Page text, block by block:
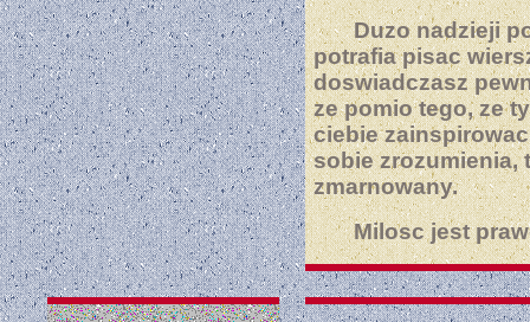
Duzo nadzieji
potrafia pisac
doswiadczasz
ze pomio tego, ze
ciebie
sobie zrozumienia,
zmarnowany.
Milosc jest